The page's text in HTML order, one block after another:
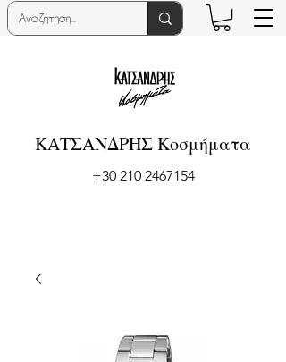
ΚΑΤΣΑΝΔΡΗΣ Κοσμήματα
+30 210 2467154